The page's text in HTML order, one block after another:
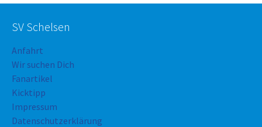
SV Schelsen
Anfahrt
Wir suchen Dich
Fanartikel
Kicktipp
Impressum
Datenschutzerklärung